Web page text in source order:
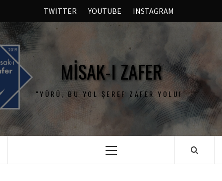
TWITTER YOUTUBE INSTAGRAM
MISAK-I ZAFER
"YÜRÜ, BU YOL ŞEREF ZAFER YOLU!"